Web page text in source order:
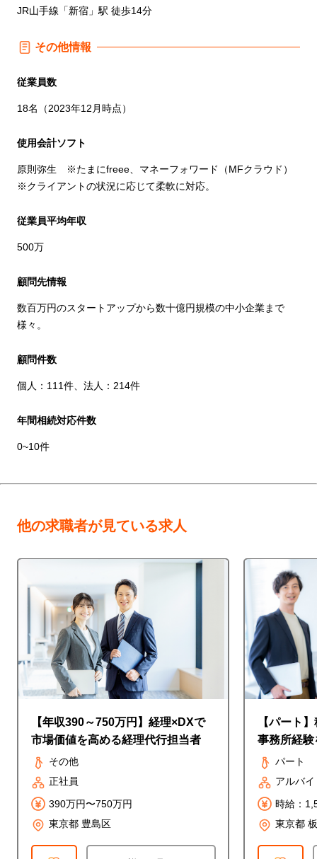
JR山手線「新宿」駅 徒歩14分
その他情報
従業員数
18名（2023年12月時点）
使用会計ソフト
原則弥生 ※たまにfreee、マネーフォワード（MFクラウド）
※クライアントの状況に応じて柔軟に対応。
従業員平均年収
500万
顧問先情報
数百万円のスタートアップから数十億円規模の中小企業まで
様々。
顧問件数
個人：111件、法人：214件
年間相続対応件数
0~10件
他の求職者が見ている求人
【年収390～750万円】経理×DXで
市場価値を高める経理代行担当者
その他
正社員
390万円〜750万円
東京都 豊島区
【パート
事務所経
◎時給
パート
アルバイ
時給：
東京都